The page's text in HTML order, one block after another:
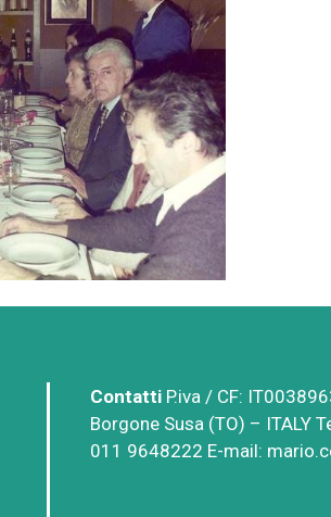
Contatti P.iva / CF:
Borgone Susa (TO) – ITALY
011 9648222 E-mail: